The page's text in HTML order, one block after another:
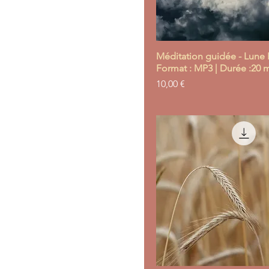
Méditation guidée - Lune
Format : MP3 | Durée :20
Prix
10,00 €